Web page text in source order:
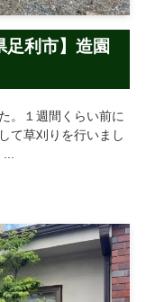
利市】造園
。１週間くらい前に
て草刈りを行いまし